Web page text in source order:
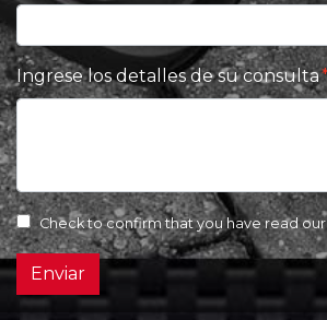
Ingrese los detalles de su consulta
Check to confirm that you have read our
Enviar